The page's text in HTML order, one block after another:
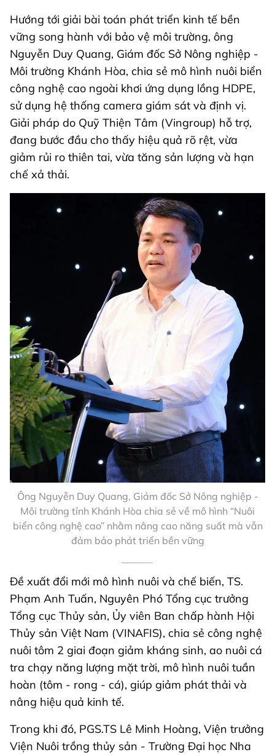
Hướng tới giải bài toán phát triển kinh tế bền
vững song hành với bảo vệ môi trường, ông
Nguyễn Duy Quang, Giám đốc Sở Nông nghiệp -
Môi trường Khánh Hòa, chia sẻ mô hình nuôi biển
công nghệ cao ngoài khơi ứng dụng lồng HDPE,
sử dụng hệ thống camera giám sát và định vị.
Giải pháp do Quỹ Thiện Tâm (Vingroup) hỗ trợ,
đang bước đầu cho thấy hiệu quả rõ rệt, vừa
giảm rủi ro thiên tai, vừa tăng sản lượng và hạn
chế xả thải.
Ông Nguyễn Duy Quang, Giám đốc Sở Nông nghiệp -
Môi trường tỉnh Khánh Hòa chia sẻ về mô hình “Nuôi
biển công nghệ cao” nhằm nâng cao năng suất mà vẫn
đảm bảo phát triển bền vững
Đề xuất đổi mới mô hình nuôi và chế biến, TS.
Phạm Anh Tuấn, Nguyên Phó Tổng cục trưởng
Tổng cục Thủy sản, Ủy viên Ban chấp hành Hội
Thủy sản Việt Nam (VINAFIS), chia sẻ công nghệ
nuôi tôm 2 giai đoạn giảm kháng sinh, ao nuôi cá
tra chạy năng lượng mặt trời, mô hình nuôi tuần
hoàn (tôm - rong - cá), giúp giảm phát thải và
nâng hiệu quả kinh tế.
Trong khi đó, PGS.TS Lê Minh Hoàng, Viện trưởng
Viện Nuôi trồng thủy sản - Trường Đại học Nha